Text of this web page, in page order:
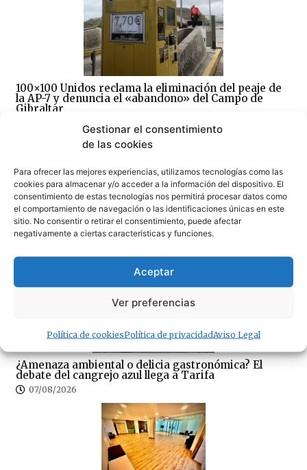
Gestionar el consentimiento
de las cookies
Para ofrecer las mejores experiencias, utilizamos tecnologías como las
cookies para almacenar y/o acceder a la información del dispositivo. El
consentimiento de estas tecnologías nos permitirá procesar datos como
el comportamiento de navegación o las identificaciones únicas en este
sitio. No consentir o retirar el consentimiento, puede afectar
negativamente a ciertas características y funciones.
Aceptar
Ver preferencias
Política de cookiesPolítica de privacidadAviso Legal
100×100 Unidos reclama la eliminación del peaje de
la AP-7 y denuncia el «abandono» del Campo de
Gibraltar
Sin correos, sin Registro Civil y sin expedientes:
CSIF denuncia el colapso del Juzgado de Paz de
¿Amenaza ambiental o delicia gastronómica? El
debate del cangrejo azul llega a Tarifa
07/08/2026